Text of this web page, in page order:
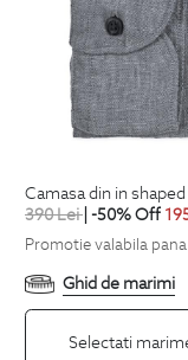
camasa din in
390Lei| -50% Off
Promotie valabila
Ghid de marimi
Selectati